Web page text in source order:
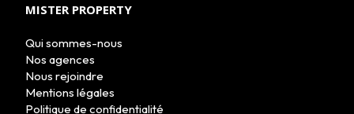
NOS AGENCES
NOUS REJOINDRE
CONTACT
MISTER PROPERTY
Qui sommes-nous
Nos agences
Nous rejoindre
Mentions légales
Politique de confidentialité